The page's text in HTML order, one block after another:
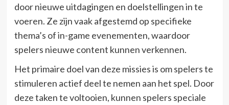
door nieuwe uitdagingen en doelstellingen in te
voeren. Ze zijn vaak afgestemd op specifieke
thema’s of in-game evenementen, waardoor
spelers nieuwe content kunnen verkennen.
Het primaire doel van deze missies is om spelers te
stimuleren actief deel te nemen aan het spel. Door
deze taken te voltooien, kunnen spelers speciale